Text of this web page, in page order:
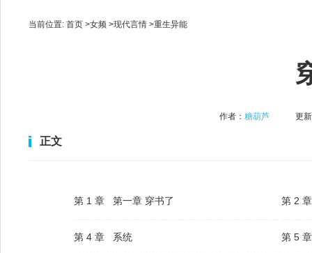
当前位置: 首页 >女频 >现代言情 >重生异能
作者： 糖葫芦 更
正文
第 1 章 第一章 穿书了 第 2
第 4 章 系统 第 5